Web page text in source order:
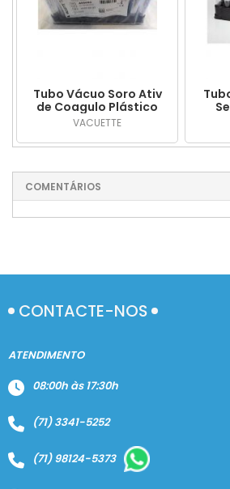
Tubo Vácuo Soro Ativ
de Coagulo Plástico
9,0 Ml Tampa
VACUETTE
COMENTÁRIOS
CONTACTE-NOS
ATENDIMENTO
08:00h às 17:30h
(71) 3341-5252
(71) 98124-5373